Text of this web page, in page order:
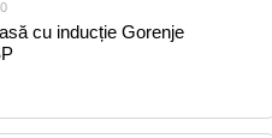
cu inducție Gorenje